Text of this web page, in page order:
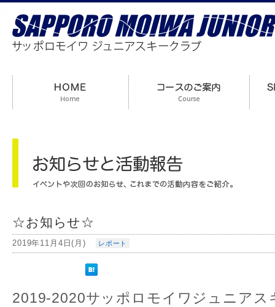
☆お知らせ☆
2019年11月4日(月) レポート
2019-2020サッポロモイワジュニアス